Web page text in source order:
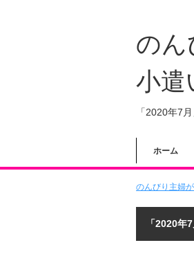
のん
小遣
「2020年7
ホーム
のんびり主婦
「2020年